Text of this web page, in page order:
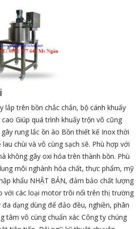
lắp trên bồn chắc chắn, bộ cánh khuấy
Giúp quá trình khuấy trộn vô cũng
rung lắc ồn ào Bồn thiết kế Inox thời
chùi và vô cùng sạch sẽ. Phù hợp với
không gây oxi hóa trên thành bồn. Phù
môi nghành hóa chất, thực phẩm, mỹ
khẩu NHẬT BẢN, đảm bảo chất lượng
với các loại motor trôi nổi trên thị trường
đa dạng dùng để đảo đều, nghiền, phân
tâm vô cùng chuẩn xác Công ty chúng